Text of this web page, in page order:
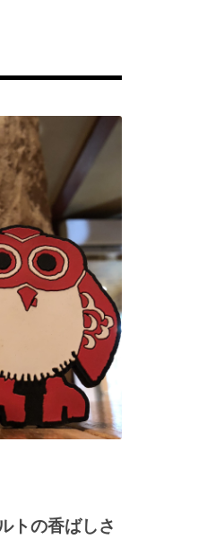
トの香ばしさ